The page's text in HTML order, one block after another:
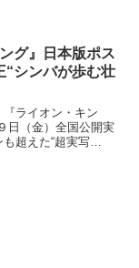
グ』日本版ポス
“シンバが歩む壮
『ライオン・キン
日（金）全国公開実
超えた“超実写